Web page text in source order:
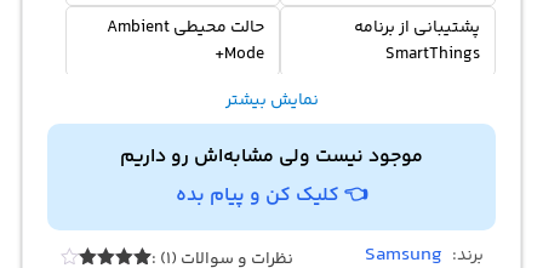
پشتیبانی از برنامه
SmartThings
حالت محیطی Ambient
Mode+
قابلیت Multi View و Tap
View
سیستم عامل تایزن Tizen
گیرنده دیجیتال DVB-
T2CS2 x 2
نمایش بیشتر
موجود نیست ولی مشابه‌اش رو داریم
👈 کلیک کن و پیام بده
برند: Samsung نظرات و سوالات (1) :